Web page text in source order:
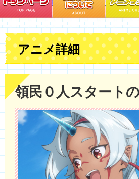
アニメ詳細
領民０人スタート